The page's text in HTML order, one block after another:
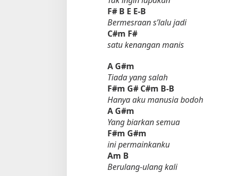
F# B E E-B
Bermesraan s’lalu jadi
C#m F#
satu kenangan manis
A G#m
Tiada yang salah
F#m G# C#m B-B
Hanya aku manusia bodoh
A G#m
Yang biarkan semua
F#m G#m
ini permainkanku
Am B
Berulang-ulang kali